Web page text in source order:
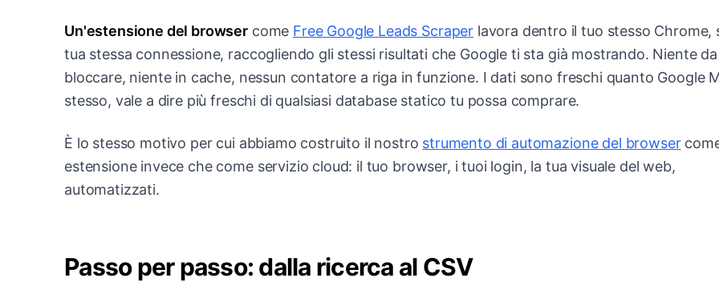
Un'estensione del browser come Free Google Leads Scraper lavora dentro il tuo stesso Chrome,
tua stessa connessione, raccogliendo gli stessi risultati che Google ti sta già mostrando. Niente da
bloccare, niente in cache, nessun contatore a riga in funzione. I dati sono freschi quanto Google
stesso, vale a dire più freschi di qualsiasi database statico tu possa comprare.
È lo stesso motivo per cui abbiamo costruito il nostro strumento di automazione del browser
estensione invece che come servizio cloud: il tuo browser, i tuoi login, la tua visuale del web,
automatizzati.
Passo per passo: dalla ricerca al CSV